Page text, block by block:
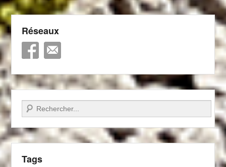
Réseaux
Recherche
Tags